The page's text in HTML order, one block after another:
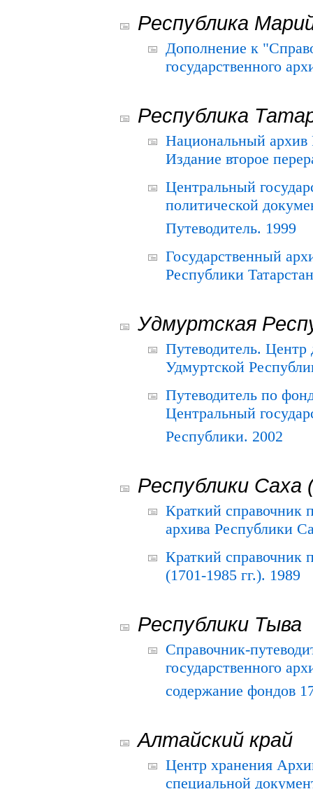
Республика
Дополнение к
государственного
Республика
Национальный архив
Издание второе
Центральный
политической
Путеводитель. 1999
Государственный
Республики
Удмуртская
Путеводитель.
Удмуртской
Путеводитель по
Центральный
Республики. 2002
Республики Саха
Краткий справочник
архива Республики
Краткий
(1701-1985 гг.). 1989
Республики Тыва
Справочник-
государственного
содержание фондов
Алтайский край
Центр хранения